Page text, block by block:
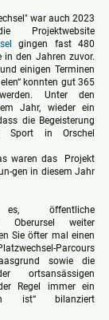
war auch 2023
gingen fast 480
in den Jahren zuvor.
einigen Terminen
konnten gut 365
Unter den
Jahr, wieder ein
die Begeisterung
Sport in Orschel
waren das  Projekt
gen in diesem Jahr
öffentliche
Oberursel weiter
Sie öfter mal einen
Parcours
sowie die
ortsansässigen
Regel immer ein
ist“ bilanziert